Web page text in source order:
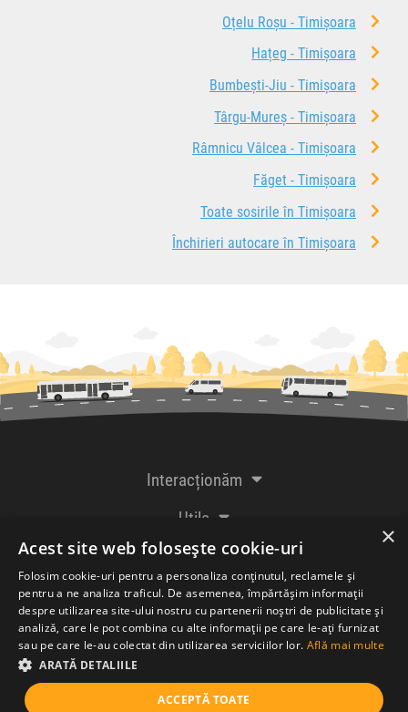
Oțelu Roșu - Timișoara
Hațeg - Timișoara
Bumbești-Jiu - Timișoara
Târgu-Mureș - Timișoara
Râmnicu Vâlcea - Timișoara
Făget - Timișoara
Toate sosirile în Timișoara
Închirieri autocare în Timișoara
Interacționăm
Utile
De la creatorii
Acceptăm plăți cu
×
Acest site web folosește cookie-uri
Folosim cookie-uri pentru a personaliza conținutul, reclamele și
pentru a ne analiza traficul. De asemenea, împărtășim informații
despre utilizarea site-ului nostru cu partenerii noștri de publicitate și
analiză, care le pot combina cu alte informații pe care le-ați furnizat
sau pe care le-au colectat din utilizarea serviciilor lor. Află mai multe
ARATĂ DETALIILE
ACCEPTĂ TOATE